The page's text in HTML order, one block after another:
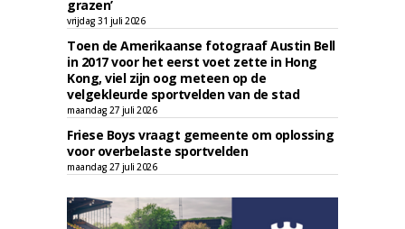
grazen’
vrijdag 31 juli 2026
Toen de Amerikaanse fotograaf Austin Bell
in 2017 voor het eerst voet zette in Hong
Kong, viel zijn oog meteen op de
velgekleurde sportvelden van de stad
maandag 27 juli 2026
Friese Boys vraagt gemeente om oplossing
voor overbelaste sportvelden
maandag 27 juli 2026